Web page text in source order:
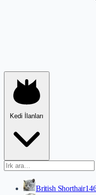
Kedi İlanları
British Shorthair